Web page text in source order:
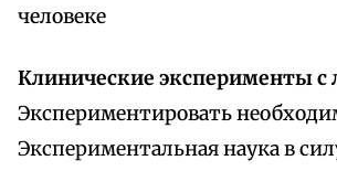
человеке
Клинические эксперименты с
Экспериментировать
Экспериментальная наука в